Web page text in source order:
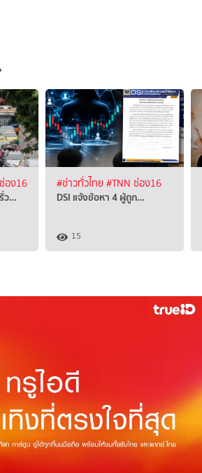
อง16
ว…
#ข่าวทั่วไทย#TNN ช่อง16
DSI แจ้งข้อหา 4 ผู้ถูก…
15